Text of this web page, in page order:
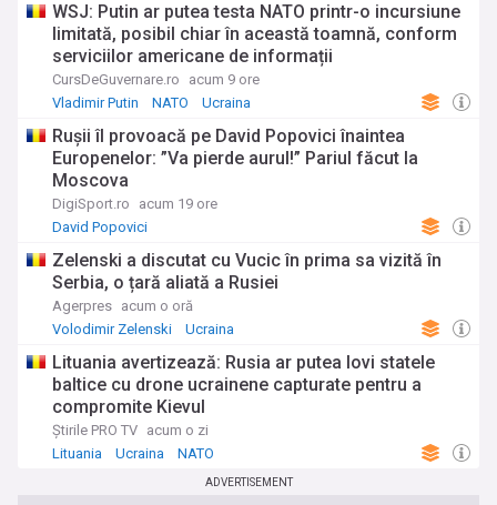
WSJ: Putin ar putea testa NATO printr-o incursiune
limitată, posibil chiar în această toamnă, conform
serviciilor americane de informații
CursDeGuvernare.ro
acum 9 ore
Vladimir Putin
NATO Ucraina
Rușii îl provoacă pe David Popovici înaintea
Europenelor: ”Va pierde aurul!” Pariul făcut la
Moscova
DigiSport.ro
acum 19 ore
David Popovici
Zelenski a discutat cu Vucic în prima sa vizită în
Serbia, o țară aliată a Rusiei
Agerpres acum o oră
Volodimir Zelenski
Ucraina
Lituania avertizează: Rusia ar putea lovi statele
baltice cu drone ucrainene capturate pentru a
compromite Kievul
Știrile PRO TV acum o zi
Lituania
Ucraina NATO
ADVERTISEMENT